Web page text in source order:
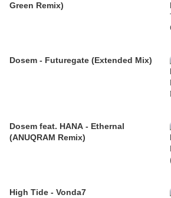
Green Remix)
Dosem - Futuregate (Extended Mix)
Dosem feat. HANA - Ethernal
(ANUQRAM Remix)
High Tide - Vonda7